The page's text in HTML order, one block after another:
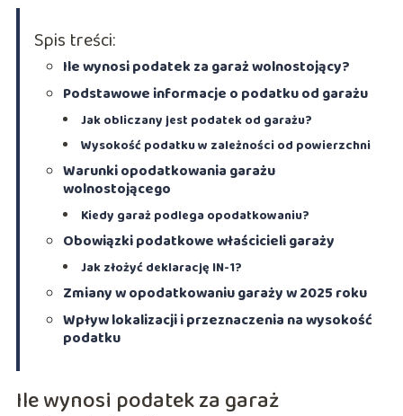
Spis treści:
Ile wynosi podatek za garaż wolnostojący?
Podstawowe informacje o podatku od garażu
Jak obliczany jest podatek od garażu?
Wysokość podatku w zależności od powierzchni
Warunki opodatkowania garażu
wolnostojącego
Kiedy garaż podlega opodatkowaniu?
Obowiązki podatkowe właścicieli garaży
Jak złożyć deklarację IN-1?
Zmiany w opodatkowaniu garaży w 2025 roku
Wpływ lokalizacji i przeznaczenia na wysokość
podatku
Ile wynosi podatek za garaż